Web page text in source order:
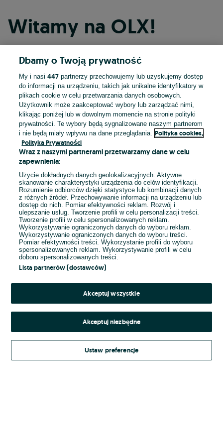
Witamy na OLX!
Kontynuuj przez Facebooka
Kontynuuj przez konto Apple
Kontynuuj przez konto Google
LUB
E-mail
Hasło
Kontynuując za pośrednictwem jednego z dostawców wskazanych powyżej,
Regulamin serwisu OLX.pl w jego aktualnym brzmieniu.
Dbamy o Twoją prywatność
My i nasi447 partnerzy przechowujemy lub uzyskujemy dostęp
do informacji na urządzeniu, takich jak unikalne identyfikatory w
plikach cookie w celu przetwarzania danych osobowych.
Użytkownik może zaakceptować wybory lub zarządzać nimi,
klikając poniżej lub w dowolnym momencie na stronie polityki
prywatności. Te wybory będą sygnalizowane naszym partnerom
i nie będą miały wpływu na dane przeglądania.
Polityka cookies,
Polityka Prywatności
Wraz z naszymi partnerami przetwarzamy dane w celu
zapewnienia:
Użycie dokładnych danych geolokalizacyjnych. Aktywne
skanowanie charakterystyki urządzenia do celów identyfikacji.
Rozumienie odbiorców dzięki statystyce lub kombinacji danych
z różnych źródeł. Przechowywanie informacji na urządzeniu lub
dostęp do nich. Pomiar efektywności reklam. Rozwój i
ulepszanie usług. Tworzenie profili w celu personalizacji treści.
Tworzenie profili w celu spersonalizowanych reklam.
Wykorzystywanie ograniczonych danych do wyboru reklam.
Wykorzystywanie ograniczonych danych do wyboru treści.
Pomiar efektywności treści. Wykorzystanie profili do wyboru
spersonalizowanych reklam. Wykorzystywanie profili w celu
doboru spersonalizowanych treści.
Lista partnerów (dostawców)
Akceptuj wszystkie
Akceptuj niezbędne
Ustaw preferencje